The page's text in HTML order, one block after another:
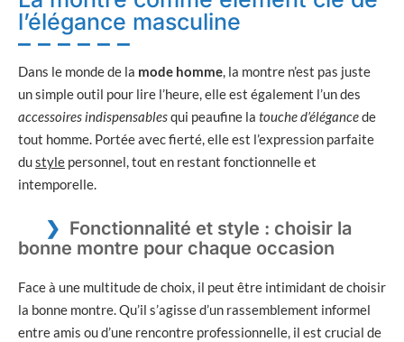
l’élégance masculine
Dans le monde de la mode homme, la montre n’est pas juste
un simple outil pour lire l’heure, elle est également l’un des
accessoires indispensablesqui peaufine la touche d’élégancede
tout homme. Portée avec fierté, elle est l’expression parfaite
dustyle personnel, tout en restant fonctionnelle et
intemporelle.
Fonctionnalité et style : choisir la
bonne montre pour chaque occasion
Face à une multitude de choix, il peut être intimidant de choisir
la bonne montre. Qu’il s’agisse d’un rassemblement informel
entre amis ou d’une rencontre professionnelle, il est crucial de